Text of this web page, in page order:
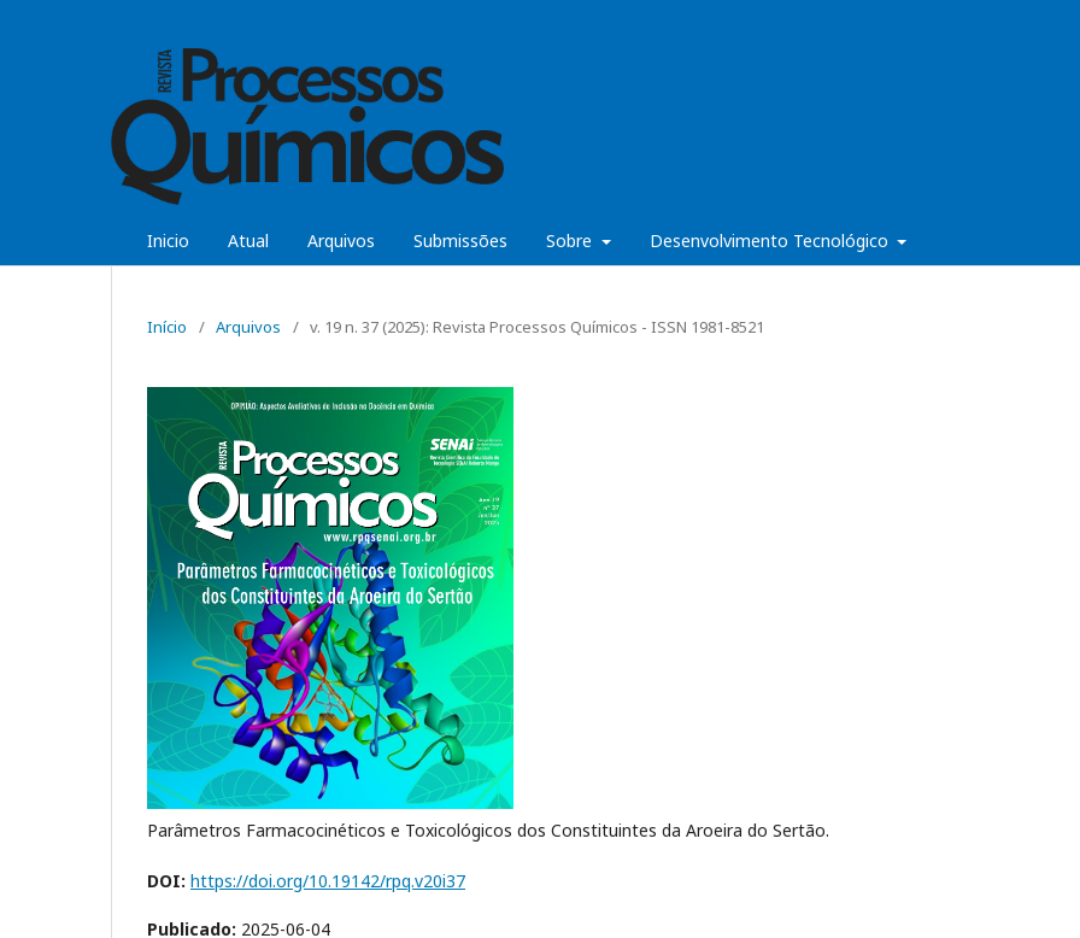
Inicio Atual Arquivos Submissões Sobre Desenvolvimento Tecnológico
Início / Arquivos / v. 19 n. 37 (2025): Revista Processos Químicos - ISSN 1981-8521
Parâmetros Farmacocinéticos e Toxicológicos dos Constituintes da Aroeira do Sertão.
DOI: https://doi.org/10.19142/rpq.v20i37
Publicado: 2025-06-04